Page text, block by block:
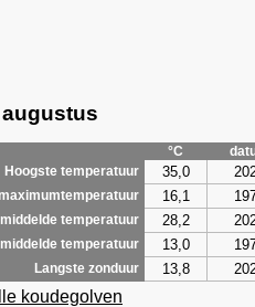
°C
Hoogste temperatuur
35,0
16,1
temperatuur 28,2
temperatuur 13,0
Langste zonduur 13,8
koudegolven